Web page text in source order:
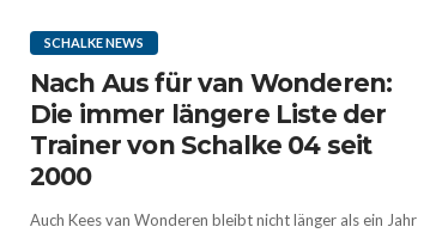
SCHALKE NEWS
Nach Aus für van Wonderen:
Die immer längere Liste der
Trainer von Schalke 04 seit
2000
Auch Kees van Wonderen bleibt nicht länger als ein Jahr